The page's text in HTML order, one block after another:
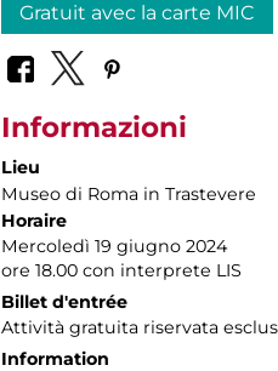
Gratuit avec la carte MIC
Informazioni
Lieu
Museo di Roma in Trastevere
Horaire
Mercoledì 19 giugno 2024
ore 18.00 con interprete LIS
Billet d'entrée
Attività gratuita riservata
Information